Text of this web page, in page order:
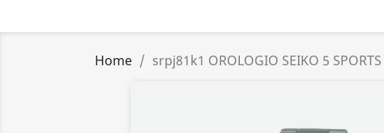
Home srpj81k1 OROLOGIO SEIKO 5 SPORTS